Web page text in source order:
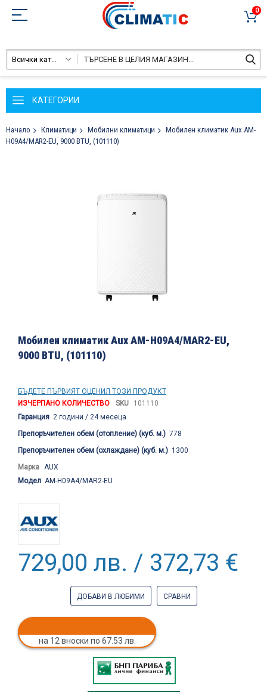
0
Всички категории
КАТЕГОРИИ
Начало Климатици Мобилни климатици
Мобилен климатик Aux AM-
H09A4/MAR2-EU, 9000 BTU, (101110)
към
на
снимки
Мобилен климатик Aux AM-H09A4/MAR2-EU,
9000 BTU, (101110)
БЪДЕТЕ ПЪРВИЯТ ОЦЕНИЛ ТОЗИ ПРОДУКТ
ИЗЧЕРПАНО КОЛИЧЕСТВО
SKU
101110
Гаранция 2 години / 24 месеца
Препоръчителен обем (отопление) (куб. м.) 778
Препоръчителен обем (охлаждане) (куб. м.) 1300
Марка
AUX
Модел AM-H09A4/MAR2-EU
729,00 лв. / 372,73 €
ДОБАВИ В ЛЮБИМИ СРАВНИ
на 12 вноски по 67.53 лв.